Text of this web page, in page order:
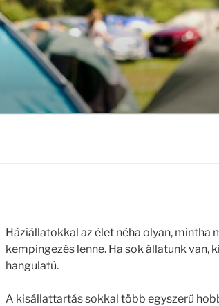
Háziállatokkal az élet néha olyan, mintha
kempingezés lenne. Ha sok állatunk van,
hangulatú.
A kisállattartás sokkal több egyszerű